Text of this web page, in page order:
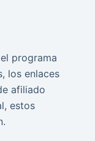
programa
los enlaces
afiliado
estos